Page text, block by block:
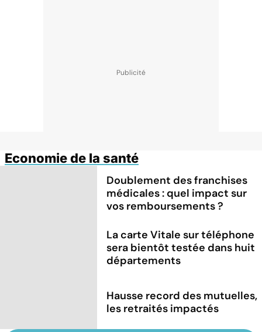
Economie de la santé
Doublement des franchises
médicales : quel impact sur
vos remboursements ?
La carte Vitale sur téléphone
sera bientôt testée dans huit
départements
Hausse record des mutuelles,
les retraités impactés